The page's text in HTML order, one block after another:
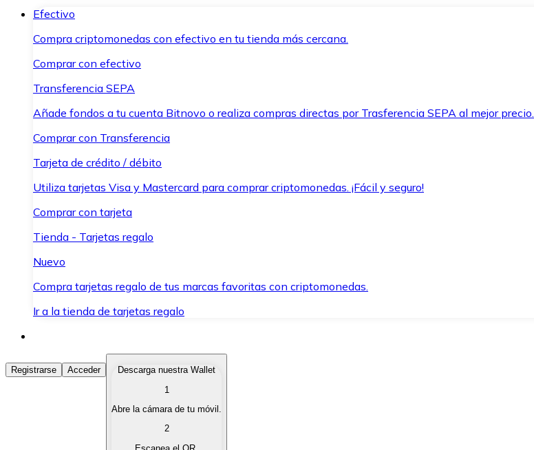
Efectivo
Compra criptomonedas con efectivo en tu tienda más cercana.
Comprar con efectivo
Transferencia SEPA
Añade fondos a tu cuenta Bitnovo o realiza compras directas por Trasferencia SEPA al mejor precio.
Comprar con Transferencia
Tarjeta de crédito / débito
Utiliza tarjetas Visa y Mastercard para comprar criptomonedas. ¡Fácil y seguro!
Comprar con tarjeta
Tienda - Tarjetas regalo
Nuevo
Compra tarjetas regalo de tus marcas favoritas con criptomonedas.
Ir a la tienda de tarjetas regalo
Comprar Criptomonedas
Compra criptomonedas con diferentes métodos de pago.
Vende tus criptomonedas de forma rápida y segura.
Registrarse Acceder
Descarga nuestra Wallet
1
Abre la cámara de tu móvil.
2